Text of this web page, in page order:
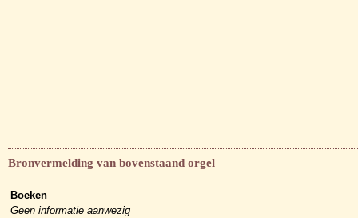
Bronvermelding van bovenstaand orgel
Boeken
Geen informatie aanwezig